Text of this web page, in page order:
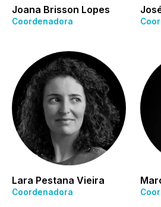
Joana Brisson Lopes
Coordenadora
Lara Pestana Vieira
Coordenadora